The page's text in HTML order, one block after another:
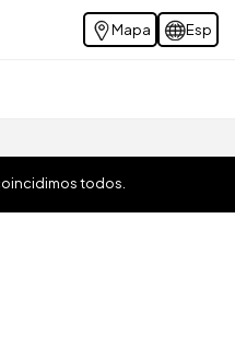
Mapa Esp
todos.